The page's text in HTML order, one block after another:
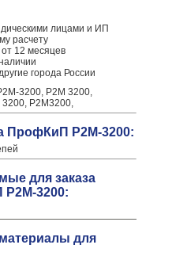
лицами и ИП
расчету
от 12 месяцев
города России
3200, Р2М 3200,
P2M3200,
ПрофКиП Р2М-3200:
для заказа
Р2М-3200:
для